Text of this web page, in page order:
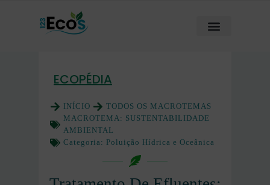
ECOPÉDIA
INÍCIO
TODOS OS MACROTEMAS
MACROTEMA: SUSTENTABILIDADE
AMBIENTAL
Categoria: Poluição Hídrica e Oceânica